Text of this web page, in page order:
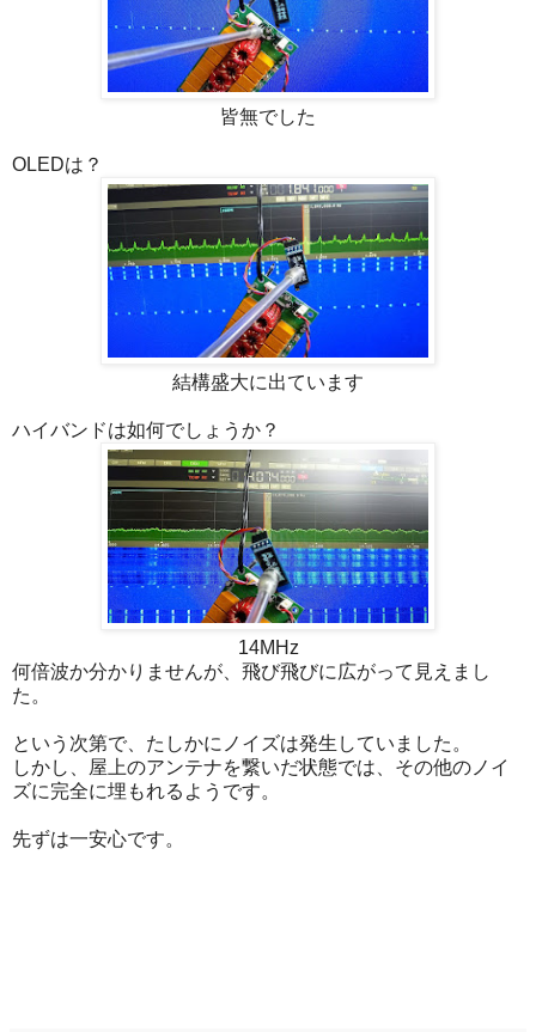
皆無でした
OLEDは？
結構盛大に出ています
ハイバンドは如何でしょうか？
14MHz
何倍波か分かりませんが、飛び飛びに広がって見えまし
た。
という次第で、たしかにノイズは発生していました。
しかし、屋上のアンテナを繋いだ状態では、その他のノイ
ズに完全に埋もれるようです。
先ずは一安心です。